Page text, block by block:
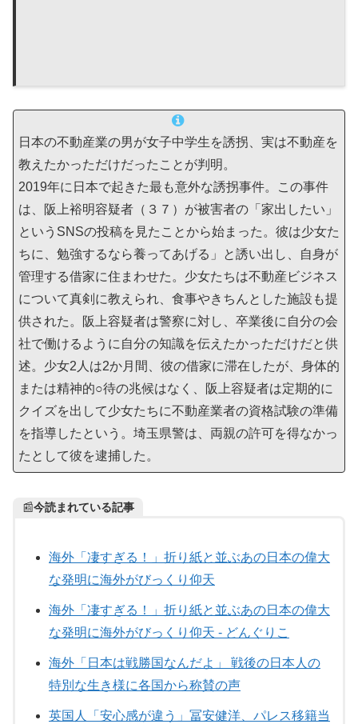
日本の不動産業の男が女子中学生を誘拐、実は不動産を
教えたかっただけだったことが判明。
2019年に日本で起きた最も意外な誘拐事件。この事件
は、阪上裕明容疑者（３７）が被害者の「家出したい」
というSNSの投稿を見たことから始まった。彼は少女た
ちに、勉強するなら養ってあげる」と誘い出し、自身が
管理する借家に住まわせた。少女たちは不動産ビジネス
について真剣に教えられ、食事やきちんとした施設も提
供された。阪上容疑者は警察に対し、卒業後に自分の会
社で働けるように自分の知識を伝えたかっただけだと供
述。少女2人は2か月間、彼の借家に滞在したが、身体的
または精神的○待の兆候はなく、阪上容疑者は定期的に
クイズを出して少女たちに不動産業者の資格試験の準備
を指導したという。埼玉県警は、両親の許可を得なかっ
たとして彼を逮捕した。
📰今読まれている記事
海外「凄すぎる！」折り紙と並ぶあの日本の偉大
な発明に海外がびっくり仰天
海外「凄すぎる！」折り紙と並ぶあの日本の偉大
な発明に海外がびっくり仰天 - どんぐりこ
海外「日本は戦勝国なんだよ」 戦後の日本人の
特別な生き様に各国から称賛の声
英国人「安心感が違う」冨安健洋、パレス移籍当